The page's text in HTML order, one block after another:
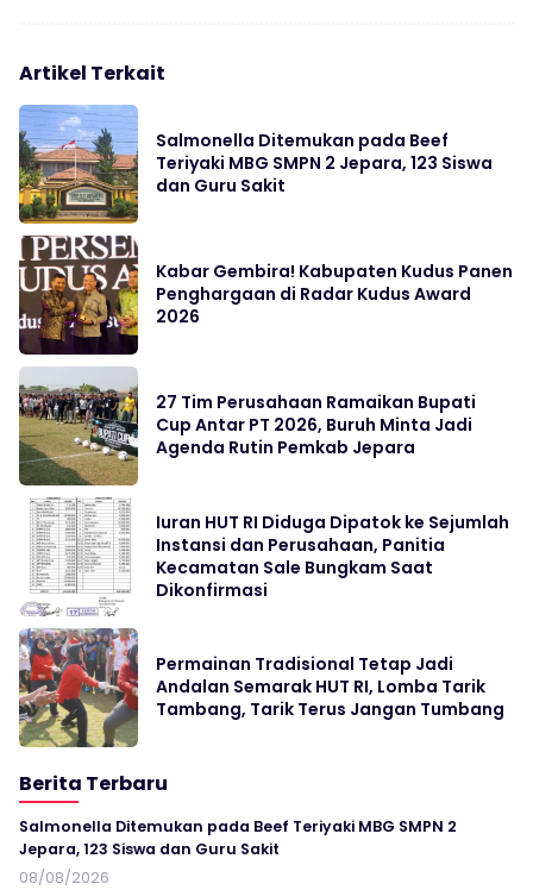
Artikel Terkait
Salmonella Ditemukan pada Beef
Teriyaki MBG SMPN 2 Jepara, 123 Siswa
dan Guru Sakit
Kabar Gembira! Kabupaten Kudus Panen
Penghargaan di Radar Kudus Award
2026
27 Tim Perusahaan Ramaikan Bupati
Cup Antar PT 2026, Buruh Minta Jadi
Agenda Rutin Pemkab Jepara
Iuran HUT RI Diduga Dipatok ke Sejumlah
Instansi dan Perusahaan, Panitia
Kecamatan Sale Bungkam Saat
Dikonfirmasi
Permainan Tradisional Tetap Jadi
Andalan Semarak HUT RI, Lomba Tarik
Tambang, Tarik Terus Jangan Tumbang
Berita Terbaru
Salmonella Ditemukan pada Beef Teriyaki MBG SMPN 2
Jepara, 123 Siswa dan Guru Sakit
08/08/2026